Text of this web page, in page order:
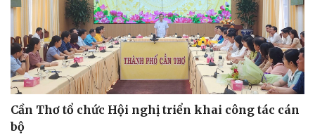
Cần Thơ tổ chức Hội nghị triển khai công tác cán
bộ